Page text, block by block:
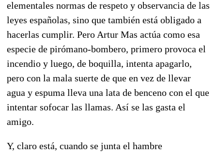
elementales normas de respeto y observancia de las
leyes españolas, sino que también está obligado a
hacerlas cumplir. Pero Artur Mas actúa como esa
especie de pirómano-bombero, primero provoca el
incendio y luego, de boquilla, intenta apagarlo,
pero con la mala suerte de que en vez de llevar
agua y espuma lleva una lata de benceno con el que
intentar sofocar las llamas. Así se las gasta el
amigo.
Y, claro está, cuando se junta el hambre